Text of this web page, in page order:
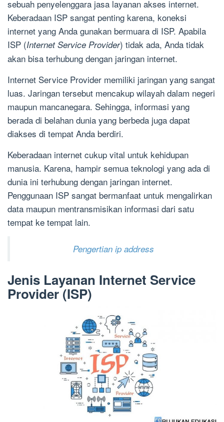
sebuah penyelenggara jasa layanan akses internet.
Keberadaan ISP sangat penting karena, koneksi
internet yang Anda gunakan bermuara di ISP. Apabila
ISP (Internet Service Provider) tidak ada, Anda tidak
akan bisa terhubung dengan jaringan internet.
Internet Service Provider memiliki jaringan yang sangat
luas. Jaringan tersebut mencakup wilayah dalam negeri
maupun mancanegara. Sehingga, informasi yang
berada di belahan dunia yang berbeda juga dapat
diakses di tempat Anda berdiri.
Keberadaan internet cukup vital untuk kehidupan
manusia. Karena, hampir semua teknologi yang ada di
dunia ini terhubung dengan jaringan internet.
Penggunaan ISP sangat bermanfaat untuk mengalirkan
data maupun mentransmisikan informasi dari satu
tempat ke tempat lain.
Pengertian ip address
Jenis Layanan Internet Service
Provider (ISP)